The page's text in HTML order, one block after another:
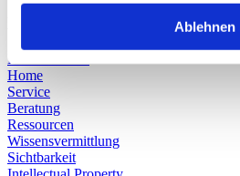
Ablehnen
Mehr erfahren
Home
Service
Beratung
Ressourcen
Wissensvermittlung
Sichtbarkeit